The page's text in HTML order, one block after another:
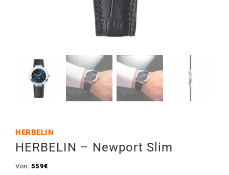
HERBELIN
HERBELIN – Newport Slim
Von: 559€